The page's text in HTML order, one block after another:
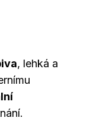
, lehká a